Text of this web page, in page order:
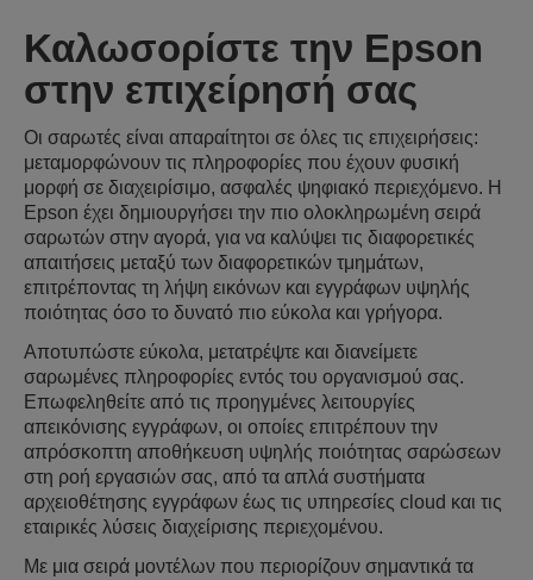
Καλωσορίστε την Epson
στην επιχείρησή σας
Οι σαρωτές είναι απαραίτητοι σε όλες τις επιχειρήσεις:
μεταμορφώνουν τις πληροφορίες που έχουν φυσική
μορφή σε διαχειρίσιμο, ασφαλές ψηφιακό περιεχόμενο. Η
Epson έχει δημιουργήσει την πιο ολοκληρωμένη σειρά
σαρωτών στην αγορά, για να καλύψει τις διαφορετικές
απαιτήσεις μεταξύ των διαφορετικών τμημάτων,
επιτρέποντας τη λήψη εικόνων και εγγράφων υψηλής
ποιότητας όσο το δυνατό πιο εύκολα και γρήγορα.
Αποτυπώστε εύκολα, μετατρέψτε και διανείμετε
σαρωμένες πληροφορίες εντός του οργανισμού σας.
Επωφεληθείτε από τις προηγμένες λειτουργίες
απεικόνισης εγγράφων, οι οποίες επιτρέπουν την
απρόσκοπτη αποθήκευση υψηλής ποιότητας σαρώσεων
στη ροή εργασιών σας, από τα απλά συστήματα
αρχειοθέτησης εγγράφων έως τις υπηρεσίες cloud και τις
εταιρικές λύσεις διαχείρισης περιεχομένου.
Με μια σειρά μοντέλων που περιορίζουν σημαντικά τα